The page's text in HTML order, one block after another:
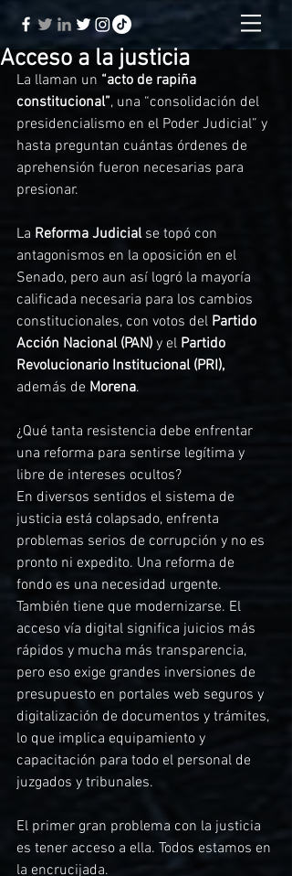
Acceso a la justicia
La llaman un “acto de rapiña
constitucional”, una “consolidación del
presidencialismo en el Poder Judicial” y
hasta preguntan cuántas órdenes de
aprehensión fueron necesarias para
presionar.
La Reforma Judicial se topó con
antagonismos en la oposición en el
Senado, pero aun así logró la mayoría
calificada necesaria para los cambios
constitucionales, con votos del Partido
Acción Nacional (PAN) y el Partido
Revolucionario Institucional (PRI),
además de Morena.
¿Qué tanta resistencia debe enfrentar
una reforma para sentirse legítima y
libre de intereses ocultos?
En diversos sentidos el sistema de
justicia está colapsado, enfrenta
problemas serios de corrupción y no es
pronto ni expedito. Una reforma de
fondo es una necesidad urgente.
También tiene que modernizarse. El
acceso vía digital significa juicios más
rápidos y mucha más transparencia,
pero eso exige grandes inversiones de
presupuesto en portales web seguros y
digitalización de documentos y trámites,
lo que implica equipamiento y
capacitación para todo el personal de
juzgados y tribunales.
El primer gran problema con la justicia
es tener acceso a ella. Todos estamos en
la encrucijada.